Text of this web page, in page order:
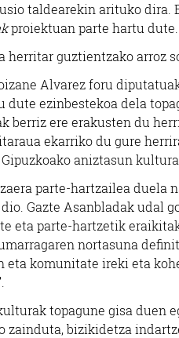
taldearekin arituko dira.
proiektuan parte hartu dute.
herritar guztientzako arroz
Alvarez foru
dute ezinbestekoa dela
berriz ere erakusten du
ekarriko du gure
aniztasun
parte-hartzailea duela
Gazte Asanbladak udal
eta parte-hartzetik
nortasuna
eta komunitate ireki eta
topagune gisa duen
zainduta, bizikidetza